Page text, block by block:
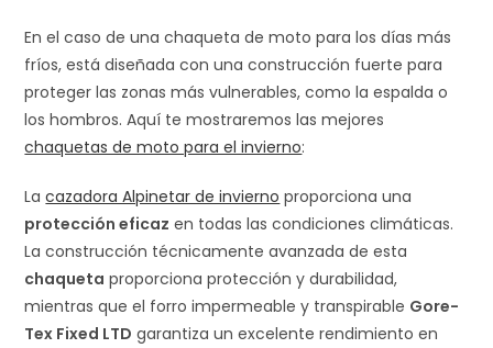
En el caso de una chaqueta de moto para los días más
fríos, está diseñada con una construcción fuerte para
proteger las zonas más vulnerables, como la espalda o
los hombros. Aquí te mostraremos las mejores
chaquetas de moto para el invierno:
Lacazadora Alpinetar de invierno proporciona una
protección eficaz en todas las condiciones climáticas.
La construcción técnicamente avanzada de esta
chaqueta proporciona protección y durabilidad,
mientras que el forro impermeable y transpirable Gore-
Tex Fixed LTD garantiza un excelente rendimiento en